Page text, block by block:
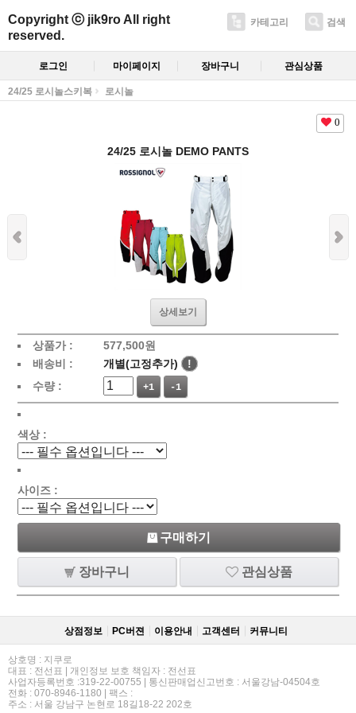
Copyright ⓒ jik9ro All right
reserved.
카테고리 검색
로그인 마이페이지 장바구니 관심상품
24/25 로시놀스키복 로시놀
0
24/25 로시놀 DEMO PANTS
상세보기
상품가 :
577,500원
배송비 :
개별(고정추가)
!
수량 :
+1 -1
색상 :
사이즈 :
구매하기
장바구니 관심상품
상점정보 PC버젼 이용안내 고객센터 커뮤니티
상호명 : 지쿠로
대표 : 전선표 | 개인정보 보호 책임자 : 전선표
사업자등록번호 :319-22-00755 | 통신판매업신고번호 : 서울강남-04504호
전화 : 070-8946-1180 | 팩스 :
주소 : 서울 강남구 논현로 18길18-22 202호